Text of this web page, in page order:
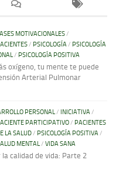
MOTIVACIONALES/
/ PSICOLOGÍA/ PSICOLOGÍA
/ PSICOLOGÍA POSITIVA
oxígeno, tu mente te puede
Arterial Pulmonar
PERSONAL/ INICIATIVA/
PARTICIPATIVO/ PACIENTES
LA SALUD/ PSICOLOGÍA POSITIVA/
MENTAL/ VIDA SANA
calidad de vida: Parte 2